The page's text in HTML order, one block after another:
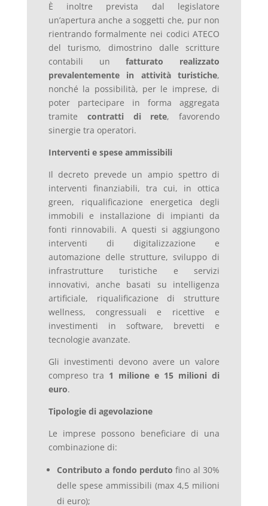
È inoltre prevista dal legislatore
un’apertura anche a soggetti che, pur non
rientrando formalmente nei codici ATECO
del turismo, dimostrino dalle scritture
contabili unfatturato realizzato
prevalentemente in attività turistiche,
nonché la possibilità, per le imprese, di
poter partecipare in forma aggregata
tramite contratti di rete, favorendo
sinergie tra operatori.
Interventi e spese ammissibili
Il decreto prevede un ampio spettro di
interventi finanziabili, tra cui, in ottica
green, riqualificazione energetica degli
immobili e installazione di impianti da
fonti rinnovabili. A questi si aggiungono
interventi di digitalizzazione e
automazione delle strutture, sviluppo di
infrastrutture turistiche e servizi
innovativi, anche basati su intelligenza
artificiale, riqualificazione di strutture
wellness, congressuali e ricettive e
investimenti in software, brevetti e
tecnologie avanzate.
Gli investimenti devono avere un valore
compreso tra 1 milione e 15 milioni di
euro.
Tipologie di agevolazione
Le imprese possono beneficiare di una
combinazione di:
Contributo a fondo perduto fino al 30%
delle spese ammissibili (max 4,5 milioni
di euro);